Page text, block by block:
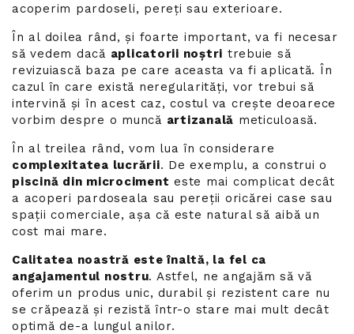
acoperim pardoseli, pereți sau exterioare.
În al doilea rând, și foarte important, va fi necesar
să vedem dacă aplicatorii noștri trebuie să
revizuiască baza pe care aceasta va fi aplicată. În
cazul în care există neregularități, vor trebui să
intervină și în acest caz, costul va crește deoarece
vorbim despre o muncă artizanală meticuloasă.
În al treilea rând, vom lua în considerare
complexitatea lucrării. De exemplu, a construi o
piscină din microciment este mai complicat decât
a acoperi pardoseala sau pereții oricărei case sau
spații comerciale, așa că este natural să aibă un
cost mai mare.
Calitatea noastră este înaltă, la fel ca
angajamentul nostru. Astfel, ne angajăm să vă
oferim un produs unic, durabil și rezistent care nu
se crăpează și rezistă într-o stare mai mult decât
optimă de-a lungul anilor.